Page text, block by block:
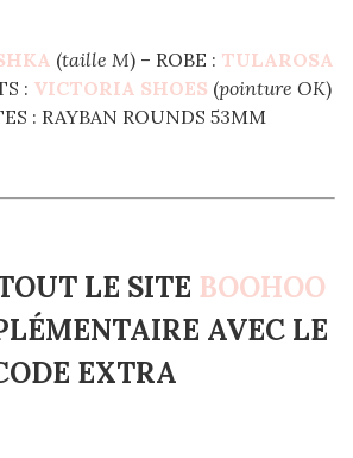
(taille M) – ROBE : TULAROSA
: VICTORIA SHOES (pointure OK)
: RAYBAN ROUNDS 53MM
LE SITE BOOHOO
AVEC LE
EXTRA